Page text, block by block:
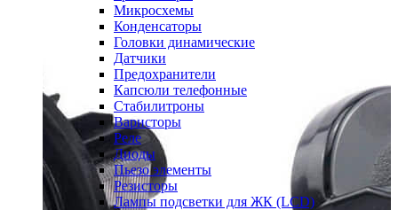
Микросхемы
Конденсаторы
Головки динамические
Датчики
Предохранители
Капсюли телефонные
Стабилитроны
Варисторы
Реле
Диоды
Пьезо элементы
Резисторы
Лампы подсветки для ЖК (LCD)